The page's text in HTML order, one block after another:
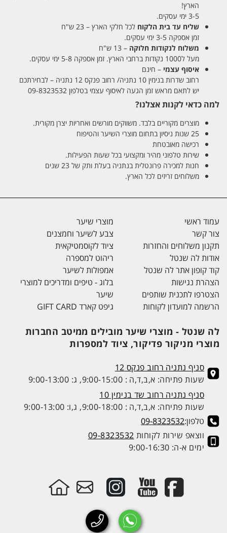
הארץ!
3-5 ימי עסקים.
שליח עד בית הלקוח לכל חלקי הארץ – 23 ש"ח
זמן אספקה 3-5 ימי עסקים.
משלוח לנקודות חלוקה – 13 ש"ח
מעל ל1000 נקודות ברחבי הארץ. זמן אספקה 5-8 ימי עסקים.
איסוף עצמי – חינם
רחוב שדרות בנימין 10 נתניה/ רחוב פנקס 12 נתניה – לבחירתכם
יש לתאם מראש זמן הגעה לאיסוף עצמי בטלפון 09-8323532
למה כדאי לקנות אצלנו?
מוצרים מקוריים בלבד. משווקים מורשים ואחריות יצרן מקורית.
25 שנות ניסיון בתחום מוצרי השיער והטיפוח
רכישה מאובטחת
שירות טלפוני מהיר ומקצועי בכל שעות הפעילות.
חנות למכירה פרונטלית בנתניה בעלת ותק של 23 שנים
משלוחים זריזים לכל הארץ.
עמוד ראשי
צור קשר
תקנון משלוחים והחזרות
אודות לה שנטל
קוד קופון אתר לה שנטל
הצהרת נגישות
הצטרפו לתכנית שותפים
הרשמה למועדון לקוחות
מוצרי שיער
צבע לשיער וחמצנים
ציוד לקוסמטיקאית
ריהוט למספרה
אמפולות לשיער
בלוג - טיפים ומדריכים למוצרי
שיער
גיפט קארד GIFT CARD
לה שנטל - מוצרי שיער מובילים ממיטב החברות
מוצרי מניקור פדיקור, ציוד למספרות
סניף נתניה רחוב פנקס 12
שעות פתיחה: א,ב,ד,ה : 9:00-15:00, ג: 9:00-13:00
סניף נתניה רחוב שד בנימין 10
שעות פתיחה: א,ב,ד,ה : 9:00-18:00, ג,ו: 9:00-13:00
טלפון:09-8323532
ווצאפ שירות לקוחות 09-8323532
ימים א-ה: 9:00-16:30